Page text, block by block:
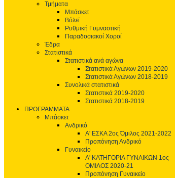
Τμήματα
Μπάσκετ
Βόλεϊ
Ρυθμική Γυμναστική
Παραδοσιακοί Χοροί
Έδρα
Στατιστικά
Στατιστικά ανά αγώνα
Στατιστικά Αγώνων 2019-2020
Στατιστικά Αγώνων 2018-2019
Συνολικά στατιστικά
Στατιστικά 2019-2020
Στατιστικά 2018-2019
ΠΡΟΓΡΑΜΜΑΤΑ
Μπάσκετ
Ανδρικό
Α' ΕΣΚΑ 2ος Όμιλος 2021-2022
Προπόνηση Ανδρικό
Γυναικείο
Α' ΚΑΤΗΓΟΡΙΑ ΓΥΝΑΙΚΩΝ 1ος
ΟΜΙΛΟΣ 2020-21
Προπόνηση Γυναικείο